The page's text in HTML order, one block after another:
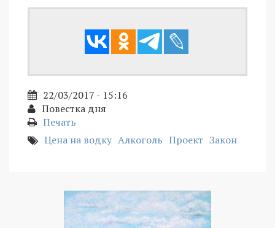
22/03/2017 - 15:16
Повестка дня
Печать
Цена на водку Алкоголь Проект Закон